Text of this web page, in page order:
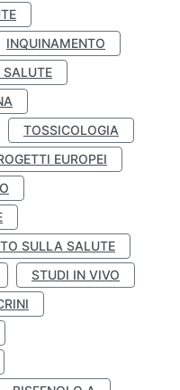
INQUINAMENTO
SALUTE
TOSSICOLOGIA
EUROPEI
SULLA SALUTE
STUDI IN VIVO